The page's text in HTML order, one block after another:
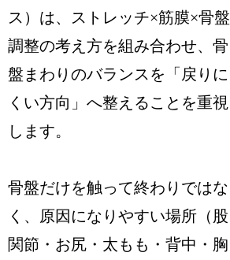
ス）は、ストレッチ×筋膜×骨盤
調整の考え方を組み合わせ、骨
盤まわりのバランスを「戻りに
くい方向」へ整えることを重視
します。
骨盤だけを触って終わりではな
く、原因になりやすい場所（股
関節・お尻・太もも・背中・胸